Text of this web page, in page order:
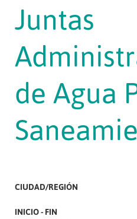
Juntas
de Agua
CIUDAD/REGIÓN
INICIO - FIN